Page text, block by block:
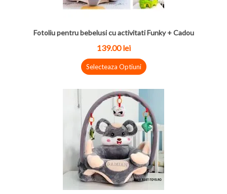
Fotoliu pentru bebelusi cu activitati Funky + Cadou
139.00 lei
Selecteaza Optiuni